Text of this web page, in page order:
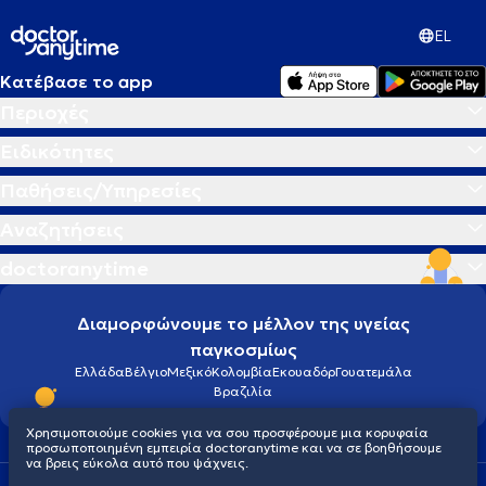
Μητροπολιτικό Κολλέγιο Πειραιά. Στόχος του είναι η παροχή
υψηλού επιπέδου, εξατομικευμένης λογοθεραπευτικής παρέμβασης
που ενισχύει τη λειτουργική επικοινωνία, τη συμμετοχή στην
καθημερινότητα και τη συνολική ποιότητα ζωής του ατόμου.
EL
Κατέβασε το app
Διαμορφώνουμε το μέλλον της υγείας
παγκοσμίως
ΕλλάδαΒέλγιοΜεξικόΚολομβίαΕκουαδόρΓουατεμάλα
Βραζιλία
Χρησιμοποιούμε cookies για να σου προσφέρουμε μια κορυφαία
προσωποποιημένη εμπειρία doctoranytime και να σε βοηθήσουμε
να βρεις εύκολα αυτό που ψάχνεις.